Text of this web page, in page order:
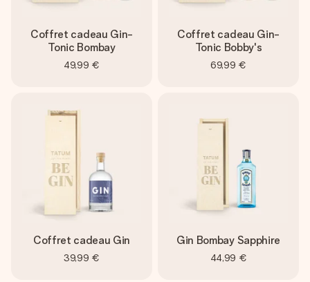
Coffret cadeau Gin-
Tonic Bombay
49,99 €
Coffret cadeau Gin-
Tonic Bobby's
69,99 €
Coffret cadeau Gin
39,99 €
Gin Bombay Sapphire
44,99 €